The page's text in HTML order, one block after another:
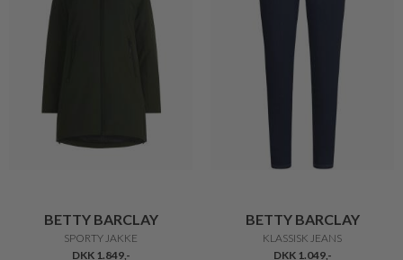
BETTY BARCLAY
SPORTY JAKKE
DKK 1.849,-
BETTY BARCLAY
KLASSISK JEANS
DKK 1.049,-